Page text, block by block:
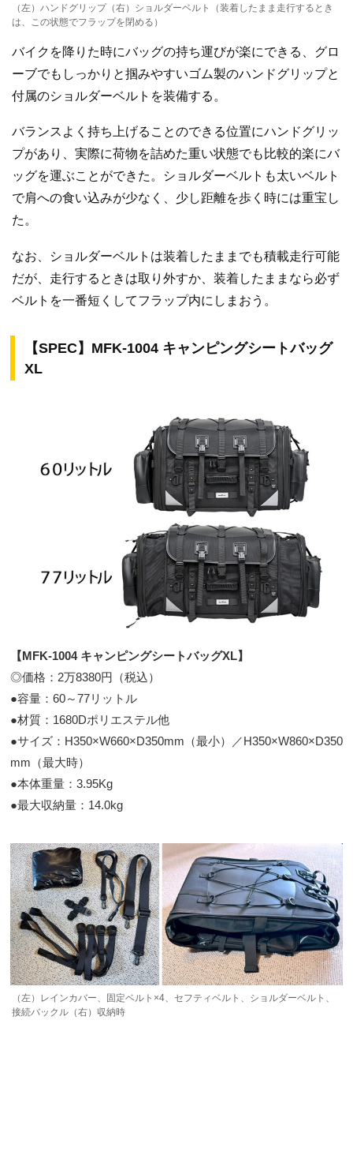
（左）ハンドグリップ（右）ショルダーベルト（装着したまま走行するとき
は、この状態でフラップを閉める）
バイクを降りた時にバッグの持ち運びが楽にできる、グロ
ーブでもしっかりと掴みやすいゴム製のハンドグリップと
付属のショルダーベルトを装備する。
バランスよく持ち上げることのできる位置にハンドグリッ
プがあり、実際に荷物を詰めた重い状態でも比較的楽にバ
ッグを運ぶことができた。ショルダーベルトも太いベルト
で肩への食い込みが少なく、少し距離を歩く時には重宝し
た。
なお、ショルダーベルトは装着したままでも積載走行可能
だが、走行するときは取り外すか、装着したままなら必ず
ベルトを一番短くしてフラップ内にしまおう。
【SPEC】MFK-1004 キャンピングシートバッグ
XL
【MFK-1004 キャンピングシートバッグXL】
◎価格：2万8380円（税込）
●容量：60～77リットル
●材質：1680Dポリエステル他
●サイズ：H350×W660×D350mm（最小）／H350×W860×D350
mm（最大時）
●本体重量：3.95Kg
●最大収納量：14.0kg
（左）レインカバー、固定ベルト×4、セフティベルト、ショルダーベルト、
接続バックル（右）収納時